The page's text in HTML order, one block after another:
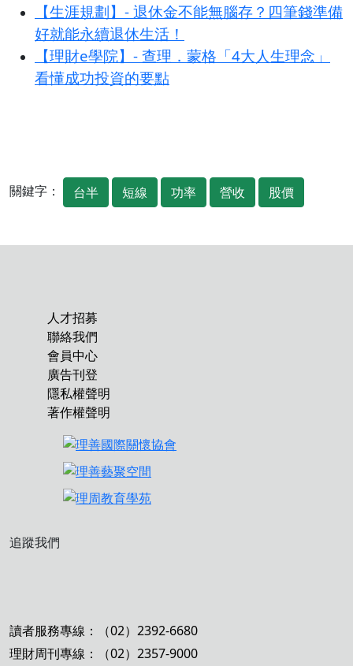
【生涯規劃】- 退休金不能無腦存？四筆錢準備
好就能永續退休生活！
【理財e學院】- 查理．蒙格「4大人生理念」
看懂成功投資的要點
關鍵字： 台半 短線 功率 營收 股價
人才招募
聯絡我們
會員中心
廣告刊登
隱私權聲明
著作權聲明
追蹤我們
讀者服務專線：（02）2392-6680
理財周刊專線：（02）2357-9000